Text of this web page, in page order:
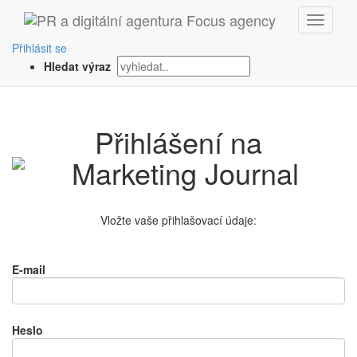
Přihlásit se
Hledat výraz
Přihlášení na
Vložte vaše přihlašovací údaje:
E-mail
Heslo